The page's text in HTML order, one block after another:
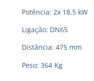
Potência: 2x 18,5 kW
Ligação: DN65
Distância: 475 mm
Peso: 364 Kg